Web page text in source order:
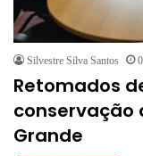
Silvestre Silva Santos
Retomados
conservação
Grande